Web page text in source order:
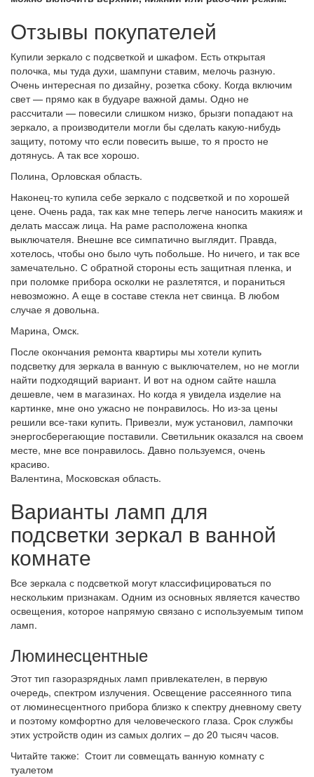
Отзывы покупателей
Купили зеркало с подсветкой и шкафом. Есть открытая
полочка, мы туда духи, шампуни ставим, мелочь разную.
Очень интересная по дизайну, розетка сбоку. Когда включим
свет — прямо как в будуаре важной дамы. Одно не
рассчитали — повесили слишком низко, брызги попадают на
зеркало, а производители могли бы сделать какую-нибудь
защиту, потому что если повесить выше, то я просто не
дотянусь. А так все хорошо.
Полина, Орловская область.
Наконец-то купила себе зеркало с подсветкой и по хорошей
цене. Очень рада, так как мне теперь легче наносить макияж и
делать массаж лица. На раме расположена кнопка
выключателя. Внешне все симпатично выглядит. Правда,
хотелось, чтобы оно было чуть побольше. Но ничего, и так все
замечательно. С обратной стороны есть защитная пленка, и
при поломке прибора осколки не разлетятся, и пораниться
невозможно. А еще в составе стекла нет свинца. В любом
случае я довольна.
Марина, Омск.
После окончания ремонта квартиры мы хотели купить
подсветку для зеркала в ванную с выключателем, но не могли
найти подходящий вариант. И вот на одном сайте нашла
дешевле, чем в магазинах. Но когда я увидела изделие на
картинке, мне оно ужасно не понравилось. Но из-за цены
решили все-таки купить. Привезли, муж установил, лампочки
энергосберегающие поставили. Светильник оказался на своем
месте, мне все понравилось. Давно пользуемся, очень
красиво.
Валентина, Московская область.
Варианты ламп для
подсветки зеркал в ванной
комнате
Все зеркала с подсветкой могут классифицироваться по
нескольким признакам. Одним из основных является качество
освещения, которое напрямую связано с используемым типом
ламп.
Люминесцентные
Этот тип газоразрядных ламп привлекателен, в первую
очередь, спектром излучения. Освещение рассеянного типа
от люминесцентного прибора близко к спектру дневному свету
и поэтому комфортно для человеческого глаза. Срок службы
этих устройств один из самых долгих – до 20 тысяч часов.
Читайте также: Стоит ли совмещать ванную комнату с
туалетом